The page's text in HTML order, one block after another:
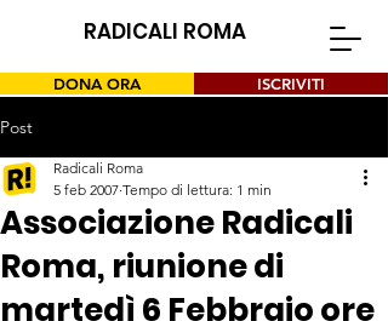
RADICALI ROMA
DONA ORA ISCRIVITI
Post
Associazione Radicali
Roma, riunione di
martedì 6 Febbraio ore
Radicali Roma
5 feb 2007 Tempo di lettura: 1 min